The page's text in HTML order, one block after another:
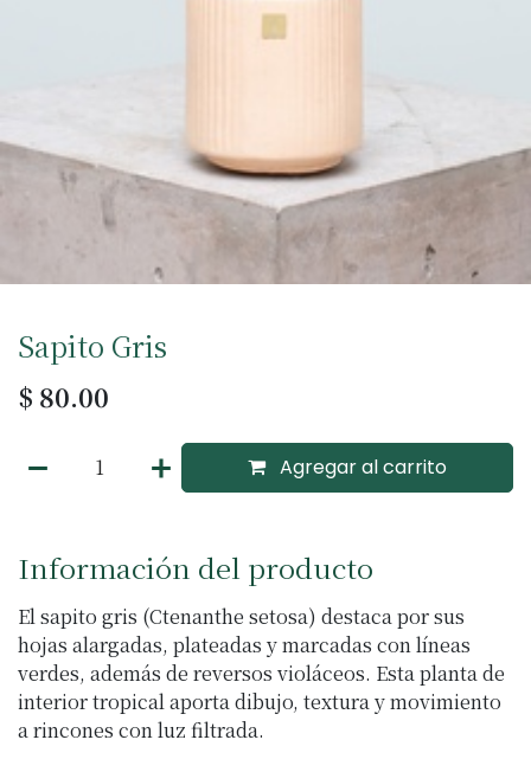
Sapito Gris
$ 80.00
Agregar al carrito
Información del producto
El sapito gris (Ctenanthe setosa) destaca por sus
hojas alargadas, plateadas y marcadas con líneas
verdes, además de reversos violáceos. Esta planta de
interior tropical aporta dibujo, textura y movimiento
a rincones con luz filtrada.